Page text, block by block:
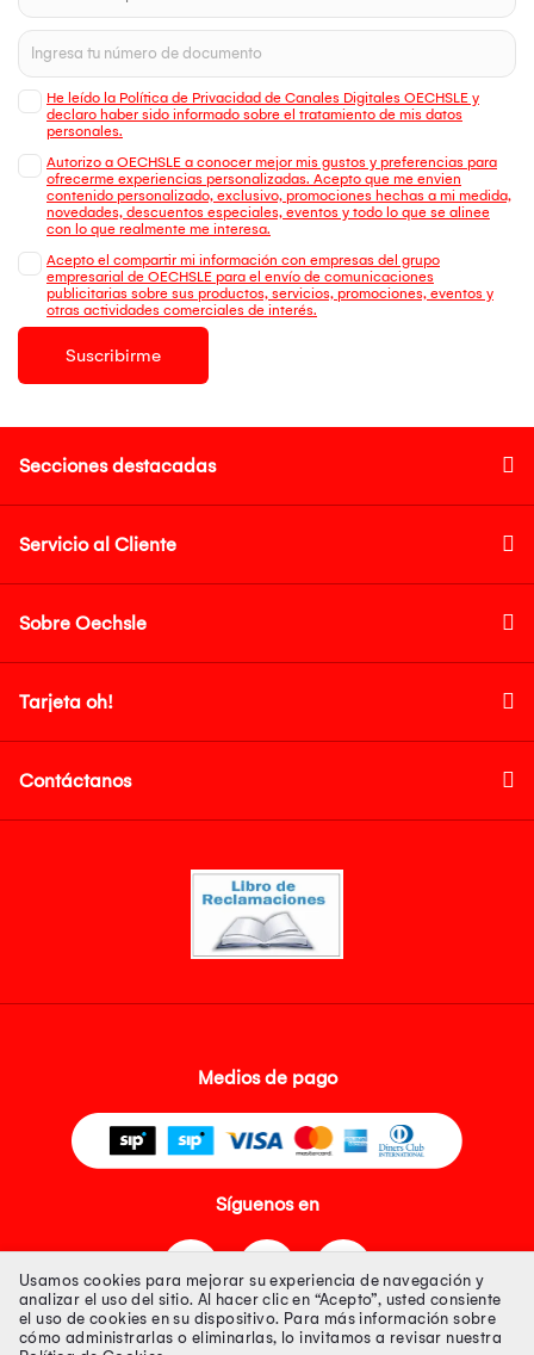
He leído la Política de Privacidad de Canales Digitales OECHSLE y
declaro haber sido informado sobre el tratamiento de mis datos
personales.
Autorizo a OECHSLE a conocer mejor mis gustos y preferencias para
ofrecerme experiencias personalizadas. Acepto que me envien
contenido personalizado, exclusivo, promociones hechas a mi medida,
novedades, descuentos especiales, eventos y todo lo que se alinee
con lo que realmente me interesa.
Acepto el compartir mi información con empresas del grupo
empresarial de OECHSLE para el envío de comunicaciones
publicitarias sobre sus productos, servicios, promociones, eventos y
otras actividades comerciales de interés.
Suscribirme
Secciones destacadas
Servicio al Cliente
Sobre Oechsle
Tarjeta oh!
Contáctanos
Medios de pago
Síguenos en
Usamos cookies para mejorar su experiencia de navegación y
analizar el uso del sitio. Al hacer clic en “Acepto”, usted consiente
el uso de cookies en su dispositivo. Para más información sobre
cómo administrarlas o eliminarlas, lo invitamos a revisar nuestra